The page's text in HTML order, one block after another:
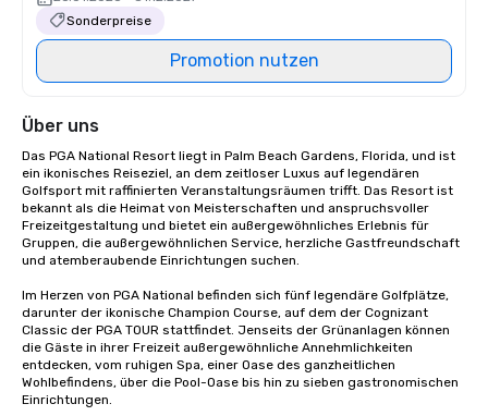
Sonderpreise
Promotion nutzen
Über uns
Das PGA National Resort liegt in Palm Beach Gardens, Florida, und ist
ein ikonisches Reiseziel, an dem zeitloser Luxus auf legendären
Golfsport mit raffinierten Veranstaltungsräumen trifft. Das Resort ist
bekannt als die Heimat von Meisterschaften und anspruchsvoller
Freizeitgestaltung und bietet ein außergewöhnliches Erlebnis für
Gruppen, die außergewöhnlichen Service, herzliche Gastfreundschaft
und atemberaubende Einrichtungen suchen.
Im Herzen von PGA National befinden sich fünf legendäre Golfplätze,
darunter der ikonische Champion Course, auf dem der Cognizant
Classic der PGA TOUR stattfindet. Jenseits der Grünanlagen können
die Gäste in ihrer Freizeit außergewöhnliche Annehmlichkeiten
entdecken, vom ruhigen Spa, einer Oase des ganzheitlichen
Wohlbefindens, über die Pool-Oase bis hin zu sieben gastronomischen
Einrichtungen.